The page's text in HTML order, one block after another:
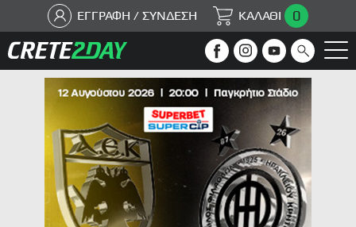
ΕΓΓΡΑΦΗ / ΣΥΝΔΕΣΗ ΚΑΛΑΘΙ 0